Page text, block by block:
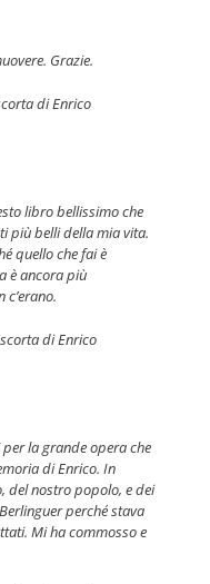
Grazie.
di Enrico
libro bellissimo che
più belli della mia vita.
quello che fai è
è ancora più
di Enrico
la grande opera che
di Enrico. In
del nostro popolo, e dei
perché stava
Mi ha commosso e